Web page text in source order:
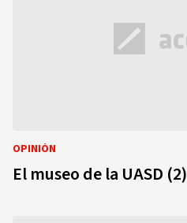
OPINIÓN
El museo de la UASD (2)